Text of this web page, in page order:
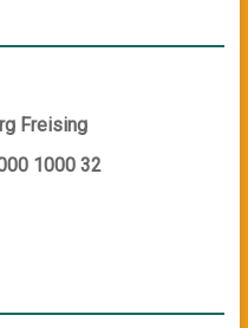
Freising
1000 32